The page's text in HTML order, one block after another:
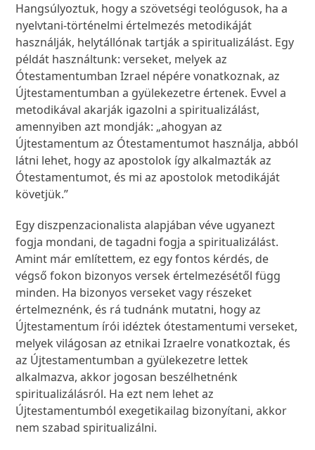
Hangsúlyoztuk, hogy a szövetségi teológusok, ha a
nyelvtani-történelmi értelmezés metodikáját
használják, helytállónak tartják a spiritualizálást. Egy
példát használtunk: verseket, melyek az
Ótestamentumban Izrael népére vonatkoznak, az
Újtestamentumban a gyülekezetre értenek. Evvel a
metodikával akarják igazolni a spiritualizálást,
amennyiben azt mondják: „ahogyan az
Újtestamentum az Ótestamentumot használja, abból
látni lehet, hogy az apostolok így alkalmazták az
Ótestamentumot, és mi az apostolok metodikáját
követjük.”
Egy diszpenzacionalista alapjában véve ugyanezt
fogja mondani, de tagadni fogja a spiritualizálást.
Amint már említettem, ez egy fontos kérdés, de
végső fokon bizonyos versek értelmezésétől függ
minden. Ha bizonyos verseket vagy részeket
értelmeznénk, és rá tudnánk mutatni, hogy az
Újtestamentum írói idéztek ótestamentumi verseket,
melyek világosan az etnikai Izraelre vonatkoztak, és
az Újtestamentumban a gyülekezetre lettek
alkalmazva, akkor jogosan beszélhetnénk
spiritualizálásról. Ha ezt nem lehet az
Újtestamentumból exegetikailag bizonyítani, akkor
nem szabad spiritualizálni.